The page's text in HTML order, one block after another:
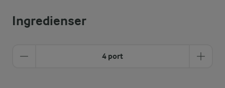
Ingredienser
4 port